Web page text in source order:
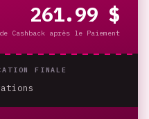
261.99 $
Cashback après le Paiement
FINALE